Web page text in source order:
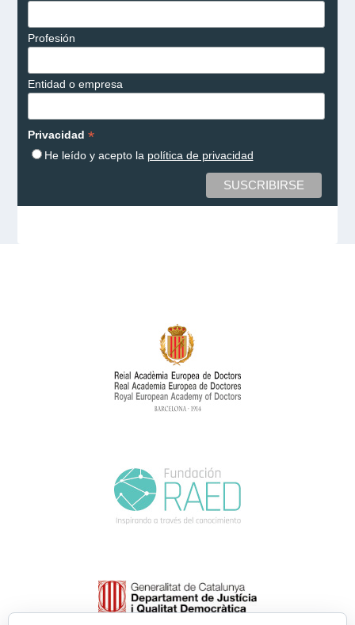
Profesión
Entidad o empresa
Privacidad *
He leído y acepto la política de privacidad